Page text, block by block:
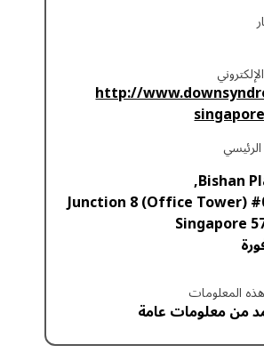
http://
Junction 8 (Office Tower)
Singapore
المعلومات
من معلومات عامة